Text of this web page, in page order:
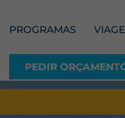
PROGRAMAS
PEDIR